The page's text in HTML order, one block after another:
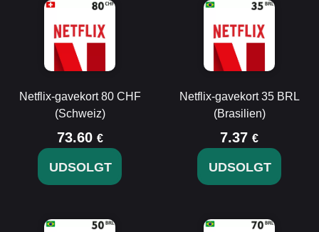
Netflix-gavekort 80 CHF
(Schweiz)
73.60 €
UDSOLGT
Netflix-gavekort 35 BRL
(Brasilien)
7.37 €
UDSOLGT